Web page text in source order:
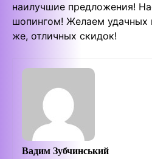
наилучшие предложения!
шопингом! Желаем удачных
же, отличных скидок!
Вадим Зубчинський